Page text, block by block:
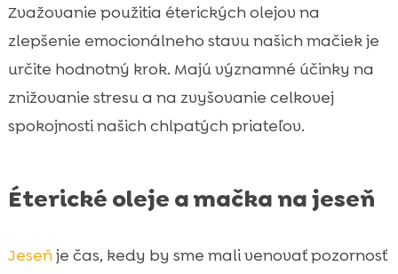
Zvažovanie použitia éterických olejov na
zlepšenie emocionálneho stavu našich mačiek je
určite hodnotný krok. Majú významné účinky na
znižovanie stresu a na zvyšovanie celkovej
spokojnosti našich chlpatých priateľov.
Éterické oleje a mačka na jeseň
Jeseňje čas, kedy by sme mali venovať pozornosť